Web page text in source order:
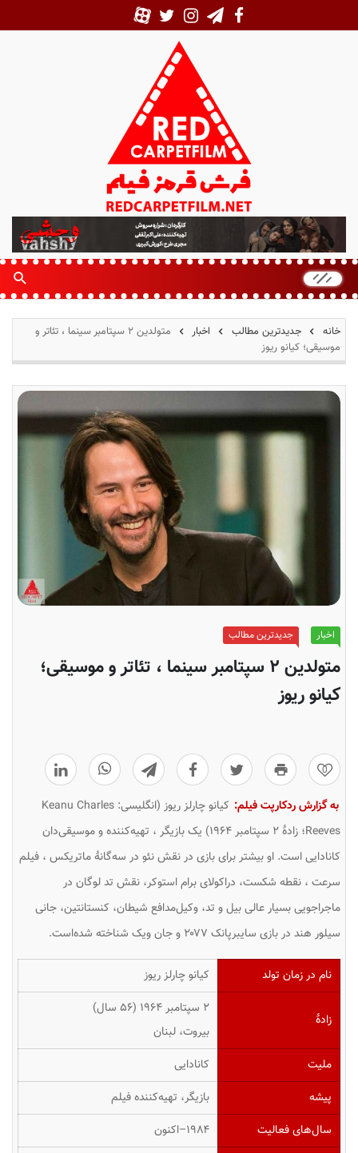
ر
ش
ر
م
ز
خانه جدیدترین مطالب اخبار
متولدین ۲ سپتامبر سینما ، تئاتر و
موسیقی؛ کیانو ریوز
اخبار جدیدترین مطالب
متولدین ۲ سپتامبر سینما ، تئاتر و موسیقی؛
کیانو ریوز
0
به گزارش ردکارپت فیلم: کیانو چارلز ریوز (انگلیسی: Keanu Charles
Reeves
‎؛ زادهٔ ۲ سپتامبر ۱۹۶۴) یک بازیگر ، تهیه‌کننده و موسیقی‌دان
کانادایی است. او بیشتر برای بازی در نقش نئو در سه‌گانهٔماتریکس ، فیلم
سرعت ، نقطه شکست، دراکولای برام استوکر، نقش تد لوگان در
ماجراجویی بسیار عالی بیل و تد، وکیل‌مدافع شیطان، کنستانتین، جانی
سیلور هند در بازی سایبرپانک ۲۰۷۷
وجان ویک شناخته شده‌است.
نام در زمان تولد کیانو چارلز ریوز
زادهٔ
۲ سپتامبر ۱۹۶۴ ‏(۵۶ سال)
بیروت، لبنان
ملیت
کانادایی
پیشه
بازیگر، تهیه‌کننده فیلم
سال‌های فعالیت
۱۹۸۴–اکنون